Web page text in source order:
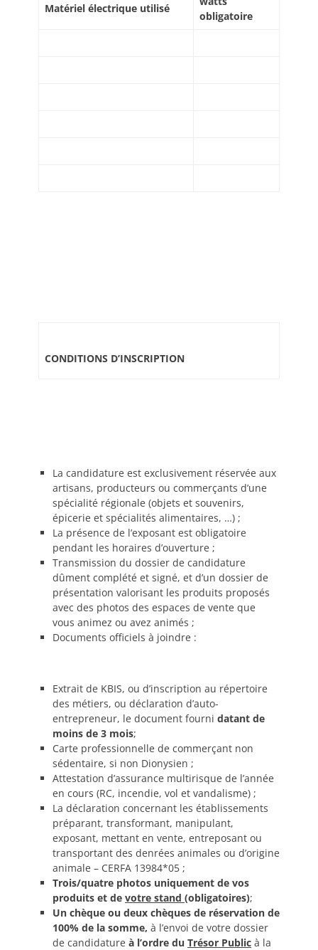
Matériel électrique utilisé
obligatoire
CONDITIONS D’INSCRIPTION
La candidature est exclusivement réservée aux
artisans, producteurs ou commerçants d’une
spécialité régionale (objets et souvenirs,
épicerie et spécialités alimentaires, …) ;
La présence de l’exposant est obligatoire
pendant les horaires d’ouverture ;
Transmission du dossier de candidature
dûment complété et signé, et d’un dossier de
présentation valorisant les produits proposés
avec des photos des espaces de vente que
vous animez ou avez animés ;
Documents officiels à joindre :
Extrait de KBIS, ou d’inscription au répertoire
des métiers, ou déclaration d’auto-
entrepreneur, le document fourni datant de
moins de 3 mois;
Carte professionnelle de commerçant non
sédentaire, si non Dionysien ;
Attestation d’assurance multirisque de l’année
en cours (RC, incendie, vol et vandalisme) ;
La déclaration concernant les établissements
préparant, transformant, manipulant,
exposant, mettant en vente, entreposant ou
transportant des denrées animales ou d’origine
animale – CERFA 13984*05 ;
Trois/quatre photos uniquement de vos
produits et de votre stand (obligatoires);
Un chèque ou deux chèques de réservation de
100% de la somme, à l’envoi de votre dossier
de candidature à l’ordre du Trésor Public à la